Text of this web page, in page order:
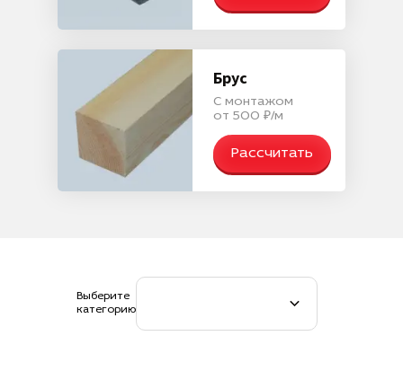
Брус
С монтажом
от 500 ₽/м
Рассчитать
Выберите
категорию